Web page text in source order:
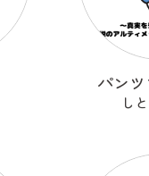
パン
し